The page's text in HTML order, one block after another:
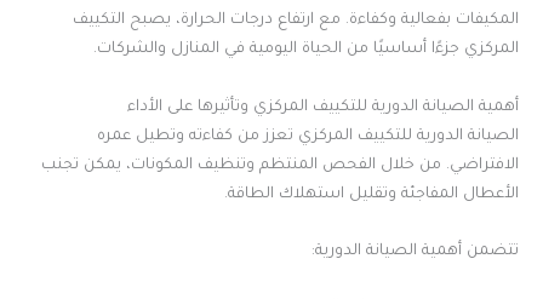
المكيفات بفعالية وكفاءة. مع ارتفاع درجات الحرارة، يصبح التكييف
المركزي جزءًا أساسيًا من الحياة اليومية في المنازل والشركات.
أهمية الصيانة الدورية للتكييف المركزي وتأثيرها على الأداء
الصيانة الدورية للتكييف المركزي تعزز من كفاءته وتطيل عمره
الافتراضي. من خلال الفحص المنتظم وتنظيف المكونات، يمكن تجنب
الأعطال المفاجئة وتقليل استهلاك الطاقة.
تتضمن أهمية الصيانة الدورية: